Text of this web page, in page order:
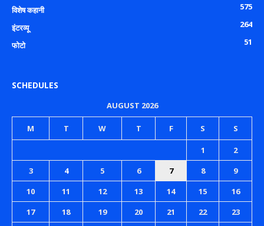
विशेष कहानी
575
इंटरव्यू
264
फोटो
51
SCHEDULES
AUGUST 2026
M T W T F S S
1
2
3
4 5 6 7 8
9
10
11 12 13 14 15
16
17
18 19 20 21 22
23